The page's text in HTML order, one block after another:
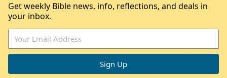
Get weekly Bible news, info, reflections, and deals in
your inbox.